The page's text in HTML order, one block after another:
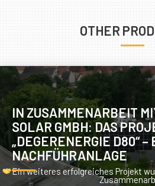
OTHER
IN ZUSAMMENARBEIT
SOLAR GMBH: DAS
„DEGERENERGIE D80“
NACHFÜHRANLAGE
Ein weiteres erfolgreiches Projekt